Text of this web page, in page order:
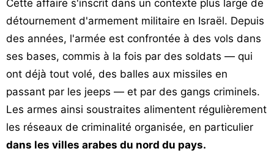
Cette affaire s'inscrit dans un contexte plus large de
détournement d'armement militaire en Israël. Depuis
des années, l'armée est confrontée à des vols dans
ses bases, commis à la fois par des soldats — qui
ont déjà tout volé, des balles aux missiles en
passant par les jeeps — et par des gangs criminels.
Les armes ainsi soustraites alimentent régulièrement
les réseaux de criminalité organisée, en particulier
dans les villes arabes du nord du pays.